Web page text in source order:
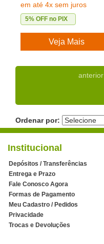
em até 4x sem juros
5% OFF no PIX
Veja Mais
anterior
Ordenar por:
Institucional
Depósitos / Transferências
Entrega e Prazo
Fale Conosco Agora
Formas de Pagamento
Meu Cadastro / Pedidos
Privacidade
Trocas e Devoluções